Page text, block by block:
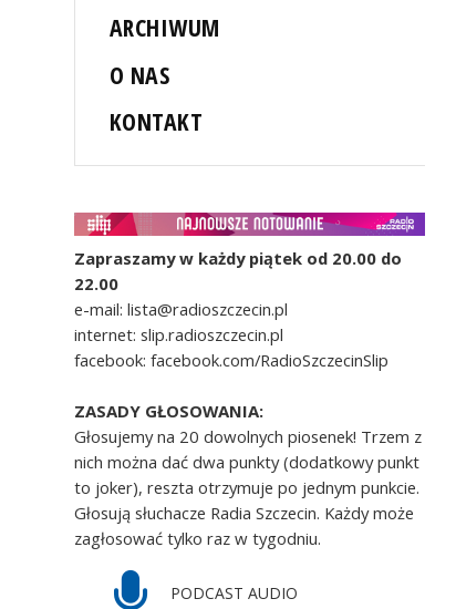
ARCHIWUM
O NAS
KONTAKT
Zapraszamy w każdy piątek od 20.00 do
22.00
e-mail: lista@radioszczecin.pl
internet: slip.radioszczecin.pl
facebook: facebook.com/RadioSzczecinSlip
ZASADY GŁOSOWANIA:
Głosujemy na 20 dowolnych piosenek! Trzem z
nich można dać dwa punkty (dodatkowy punkt
to joker), reszta otrzymuje po jednym punkcie.
Głosują słuchacze Radia Szczecin. Każdy może
zagłosować tylko raz w tygodniu.
PODCAST AUDIO